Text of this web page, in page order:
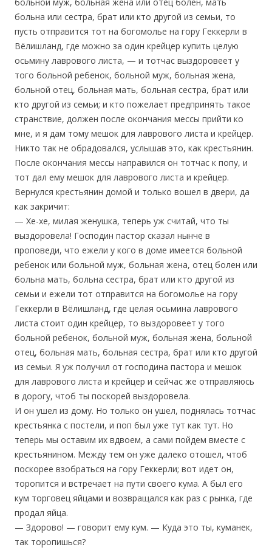
больна или сестра, брат или кто другой из семьи, то
пусть отправится тот на богомолье на гору Геккерли в
Вёлишланд, где можно за один крейцер купить целую
осьмину лаврового листа, — и тотчас выздоровеет у
того больной ребенок, больной муж, больная жена,
больной отец, больная мать, больная сестра, брат или
кто другой из семьи; и кто пожелает предпринять такое
странствие, должен после окончания мессы прийти ко
мне, и я дам тому мешок для лаврового листа и крейцер.
Никто так не обрадовался, услышав это, как крестьянин.
После окончания мессы направился он тотчас к попу, и
тот дал ему мешок для лаврового листа и крейцер.
Вернулся крестьянин домой и только вошел в двери, да
как закричит:
— Хе-хе, милая женушка, теперь уж считай, что ты
выздоровела! Господин пастор сказал нынче в
проповеди, что ежели у кого в доме имеется больной
ребенок или больной муж, больная жена, отец болен или
больна мать, больна сестра, брат или кто другой из
семьи и ежели тот отправится на богомолье на гору
Геккерли в Вёлишланд, где целая осьмина лаврового
листа стоит один крейцер, то выздоровеет у того
больной ребенок, больной муж, больная жена, больной
отец, больная мать, больная сестра, брат или кто другой
из семьи. Я уж получил от господина пастора и мешок
для лаврового листа и крейцер и сейчас же отправляюсь
в дорогу, чтоб ты поскорей выздоровела.
И он ушел из дому. Но только он ушел, поднялась тотчас
крестьянка с постели, и поп был уже тут как тут. Но
теперь мы оставим их вдвоем, а сами пойдем вместе с
крестьянином. Между тем он уже далеко отошел, чтоб
поскорее взобраться на гору Геккерли; вот идет он,
торопится и встречает на пути своего кума. А был его
кум торговец яйцами и возвращался как раз с рынка, где
продал яйца.
— Здорово! — говорит ему кум. — Куда это ты, куманек,
так торопишься?